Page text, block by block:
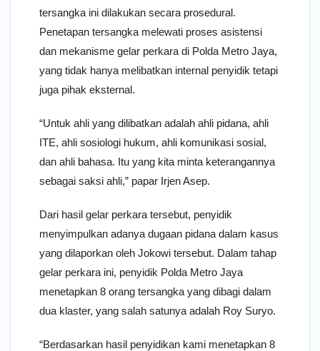
tersangka ini dilakukan secara prosedural.
Penetapan tersangka melewati proses asistensi
dan mekanisme gelar perkara di Polda Metro Jaya,
yang tidak hanya melibatkan internal penyidik tetapi
juga pihak eksternal.
“Untuk ahli yang dilibatkan adalah ahli pidana, ahli
ITE, ahli sosiologi hukum, ahli komunikasi sosial,
dan ahli bahasa. Itu yang kita minta keterangannya
sebagai saksi ahli,” papar Irjen Asep.
Dari hasil gelar perkara tersebut, penyidik
menyimpulkan adanya dugaan pidana dalam kasus
yang dilaporkan oleh Jokowi tersebut. Dalam tahap
gelar perkara ini, penyidik Polda Metro Jaya
menetapkan 8 orang tersangka yang dibagi dalam
dua klaster, yang salah satunya adalah Roy Suryo.
“Berdasarkan hasil penyidikan kami menetapkan 8